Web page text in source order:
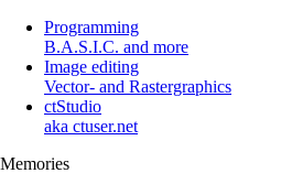
Programming
B.A.S.I.C. and more
Image editing
Vector- and Rastergraphics
ctStudio
aka ctuser.net
Memories